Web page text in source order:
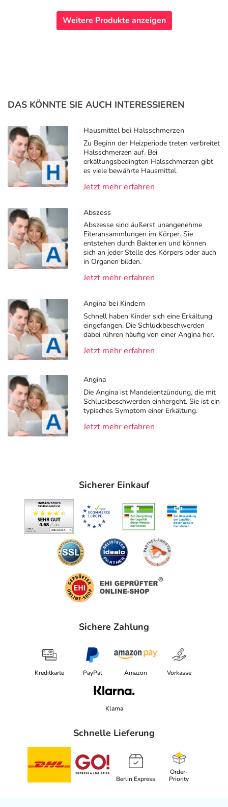
Weitere Produkte anzeigen
DAS KÖNNTE SIE AUCH INTERESSIEREN
Hausmittel bei Halsschmerzen
Zu Beginn der Heizperiode treten verbreitet
Halsschmerzen auf. Bei
erkältungsbedingten Halsschmerzen gibt
es viele bewährte Hausmittel.
Jetzt mehr erfahren
Abszess
Abszesse sind äußerst unangenehme
Eiteransammlungen im Körper. Sie
entstehen durch Bakterien und können
sich an jeder Stelle des Körpers oder auch
in Organen bilden.
Jetzt mehr erfahren
Angina bei Kindern
Schnell haben Kinder sich eine Erkältung
eingefangen. Die Schluckbeschwerden
dabei rühren häufig von einer Angina her.
Jetzt mehr erfahren
Angina
Die Angina ist Mandelentzündung, die mit
Schluckbeschwerden einhergeht. Sie ist ein
typisches Symptom einer Erkältung.
Jetzt mehr erfahren
Sicherer Einkauf
Sichere Zahlung
Kreditkarte PayPal Amazon Vorkasse
Klarna
Schnelle Lieferung
Berlin Express
Order-
Priority